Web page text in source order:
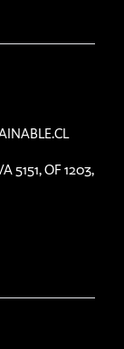
5151, OF 1203,